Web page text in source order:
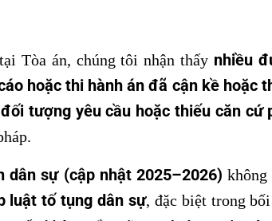
Tòa án, chúng tôi nhận thấy nhiều
hoặc thi hành án đã cận kề hoặc
tượng yêu cầu hoặc thiếu căn cứ
sự (cập nhật 2025–2026) không
luật tố tụng dân sự, đặc biệt trong